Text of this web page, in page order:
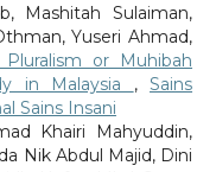
Mashitah Sulaiman,
Yuseri Ahmad,
or Muhibah
in Malaysia ,Sains
Sains Insani
Khairi Mahyuddin,
Nik Abdul Majid, Dini